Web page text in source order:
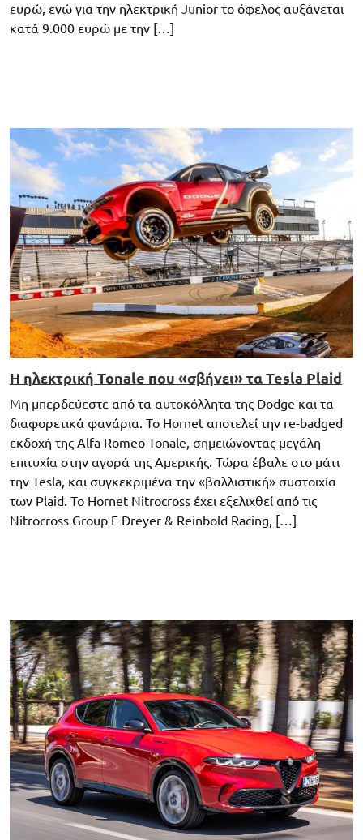
ευρώ, ενώ για την ηλεκτρική Junior το όφελος αυξάνεται
κατά 9.000 ευρώ με την […]
H ηλεκτρική Tonale που «σβήνει» τα Tesla Plaid
Μη μπερδεύεστε από τα αυτοκόλλητα της Dodge και τα
διαφορετικά φανάρια. Το Hornet αποτελεί την re-badged
εκδοχή της Alfa Romeo Tonale, σημειώνοντας μεγάλη
επιτυχία στην αγορά της Αμερικής. Τώρα έβαλε στο μάτι
την Tesla, και συγκεκριμένα την «βαλλιστική» συστοιχία
των Plaid. To Hornet Nitrocross έχει εξελιχθεί από τις
Nitrocross Group E Dreyer & Reinbold Racing, […]